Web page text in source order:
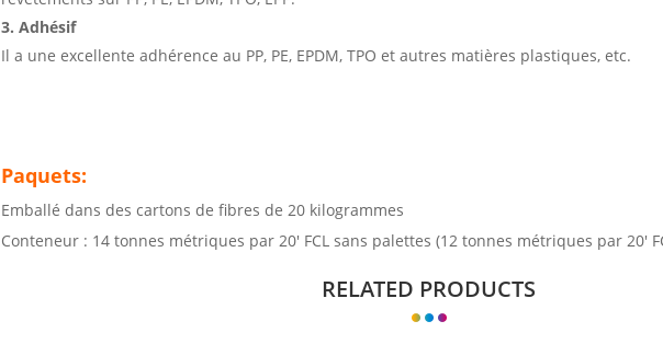
3. Adhésif
Il a une excellente adhérence au PP, PE, EPDM, TPO et autres matières plastiques, etc.
Paquets:
Emballé dans des cartons de fibres de 20 kilogrammes
Conteneur : 14 tonnes métriques par 20' FCL sans palettes (12 tonnes métriques par 20'
RELATED PRODUCTS